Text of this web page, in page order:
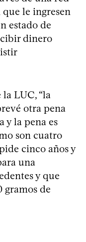
le ingresen
estado de
dinero
la LUC, “la
otra pena
y la pena es
son cuatro
cinco años y
una
y que
gramos de